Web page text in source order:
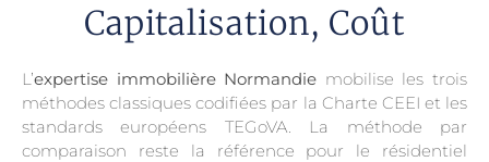
Capitalisation, Coût
L’expertise immobilière Normandie mobilise les trois
méthodes classiques codifiées par la Charte CEEI et les
standards européens TEGoVA. La méthode par
comparaison reste la référence pour le résidentiel